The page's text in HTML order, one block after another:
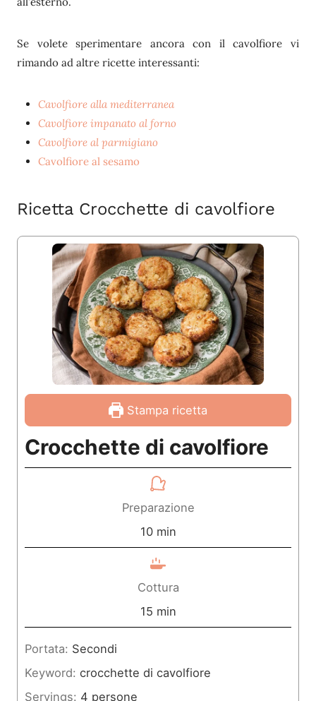
Se volete sperimentare ancora con il cavolfiore vi
rimando ad altre ricette interessanti:
Cavolfiore alla mediterranea
Cavolfiore impanato al forno
Cavolfiore al parmigiano
Cavolfiore al sesamo
Ricetta Crocchette di cavolfiore
Stampa ricetta
Crocchette di cavolfiore
Preparazione
10m
t
min
Cottura
15mmin
Portata: Secondi
Keyword: crocchette di cavolfiore
Servings: 4 persone